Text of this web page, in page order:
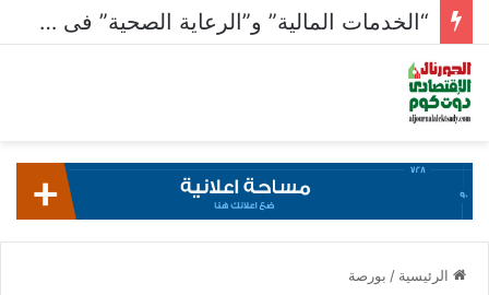
“الخدمات المالية” و”الرعاية الصحية” فى صدارة القطاعات الأنشط بالبورصة بـ 23.5 مليار جنيه
الرئيسية / بورصة